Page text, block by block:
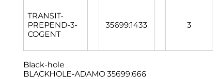
TRANSIT-
PREPEND-3-
COGENT
35699:1433 3
Black-hole
BLACKHOLE-ADAMO 35699:666